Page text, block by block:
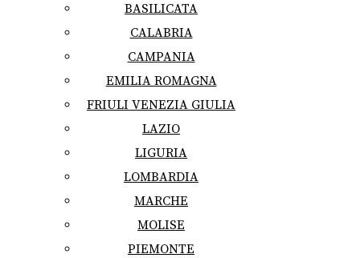
BASILICATA
CALABRIA
CAMPANIA
EMILIA ROMAGNA
FRIULI VENEZIA GIULIA
LAZIO
LIGURIA
LOMBARDIA
MARCHE
MOLISE
PIEMONTE